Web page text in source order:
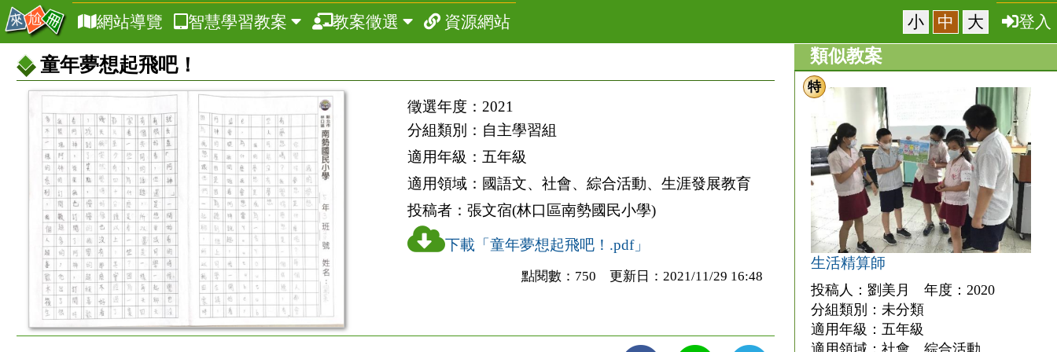
網站導覽 智慧學習教案 教案徵選 資源網站 小 中 大 登入
童年夢想起飛吧！
徵選年度： 2021
分組類別： 自主學習組
適用年級： 五年級
適用領域： 國語文、社會、綜合活動、生涯發展教育
投稿者： 張文宿(林口區南勢國民小學)
下載「童年夢想起飛吧！.pdf」
點閱數：750 更新日：2021/11/29 16:48
類似教案
生活精算師
特
投稿人：劉美月 年度：2020
分組類別：未分類
適用年級：五年級
適用領域：社會、綜合活動